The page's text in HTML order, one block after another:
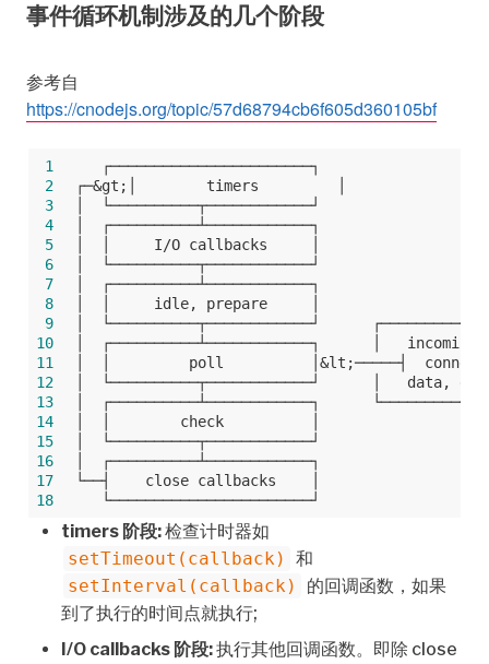
事件循环机制涉及的几个阶段
参考自
https://cnodejs.org/topic/57d68794cb6f605d360105bf
1
┌───────────────────────┐
2
┌─&gt;│        timers         │
3
│  └──────────┬────────────┘
4
│  ┌──────────┴────────────┐
5
│  │     I/O callbacks     │
6
│  └──────────┬────────────┘
7
│  ┌──────────┴────────────┐
8
│  │     idle, prepare     │
9
│  └──────────┬────────────┘
10
│  ┌──────────┴────────────┐      │   incoming:
11
│  │         poll          │&lt;─────┤
12
│  └──────────┬────────────┘      │   data,
13
│  ┌──────────┴────────────┐
14
│  │        check          │
15
│  └──────────┬────────────┘
16
│  ┌──────────┴────────────┐
17
└──┤    close callbacks    │
18
└───────────────────────┘
timers 阶段:检查计时器如
setTimeout(callback)
和
setInterval(callback)
的回调函数，如果
到了执行的时间点就执行;
I/O callbacks 阶段:执行其他回调函数。即除 close